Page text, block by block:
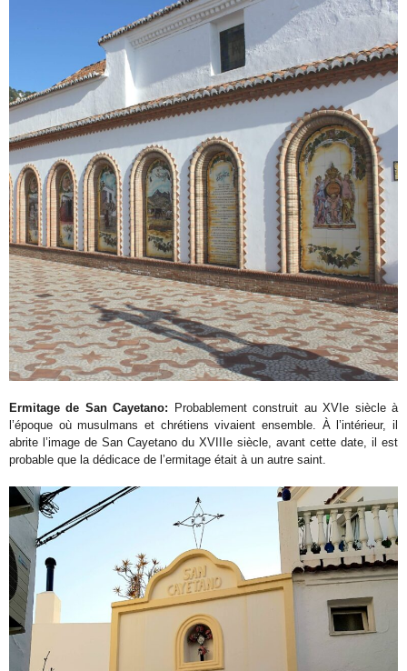
Ermitage de San Cayetano: Probablement construit au XVIe siècle à
l’époque où musulmans et chrétiens vivaient ensemble. À l’intérieur, il
abrite l’image de San Cayetano du XVIIIe siècle, avant cette date, il est
probable que la dédicace de l’ermitage était à un autre saint.